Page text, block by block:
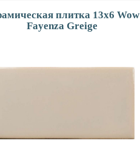
плитка 13x6 Wow
Fayenza Greige